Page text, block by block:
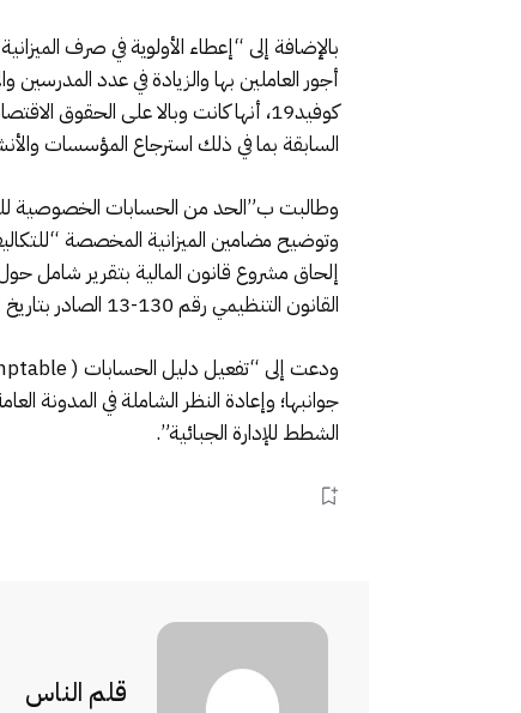
بالإضافة إلى “إعطاء الأولوية في صرف
أجور العاملين بها والزيادة في عدد
كوفيد19، أنها كانت وبالا على الحقوق
السابقة بما في ذلك استرجاع المؤسسات
وطالبت ب”الحد من الحسابات الخصوصية
وتوضيح مضامين الميزانية المخصصة
إلحاق مشروع قانون المالية بتقرير شامل
القانون التنظيمي رقم 130-13 الصادر بتاريخ 02 نونبر 2015 وهيكلته على شكل برامج و أهداف ومشاريع ونتائج منتظرة مع وضع مؤشرات للتتبع و التقييم؛”.
جوانبها؛ وإعادة النظر الشاملة في المدونة
الشطط للإدارة الجبائية”.
قلم الناس